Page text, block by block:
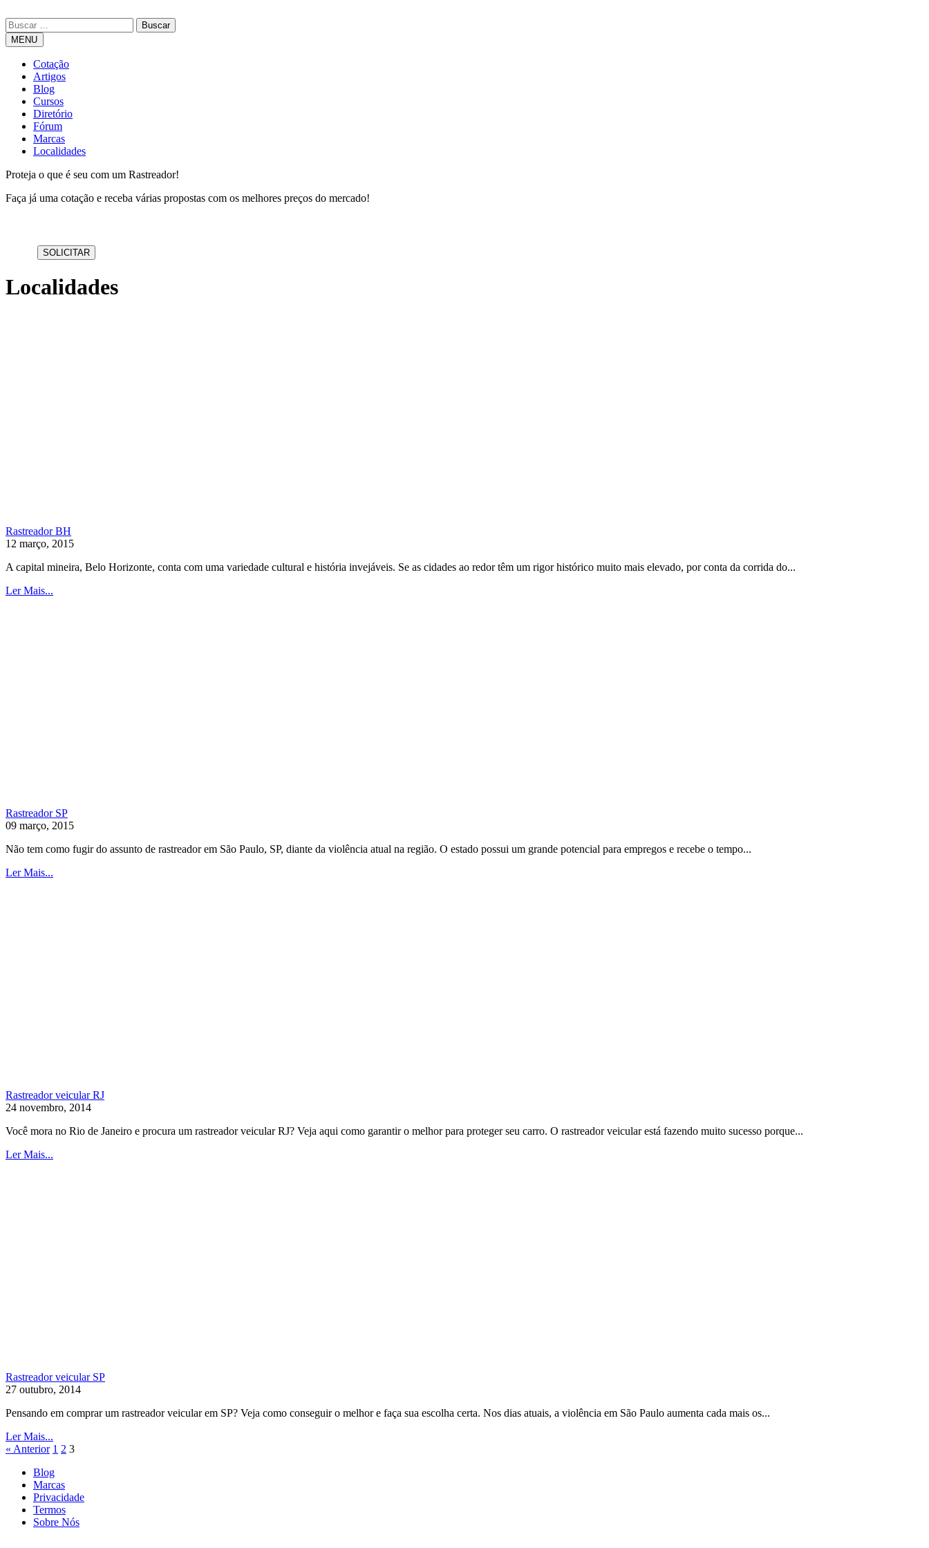
MENU
Cotação
Artigos
Blog
Cursos
Diretório
Fórum
Marcas
Localidades
Proteja o que é seu com um Rastreador!
Faça já uma cotação e receba várias propostas com os melhores preços do mercado!
Localidades
Rastreador BH
12 março, 2015
A capital mineira, Belo Horizonte, conta com uma variedade cultural e história invejáveis. Se as cidades ao redor têm um rigor histórico muito mais elevado, por conta da corrida do...
Ler Mais...
Rastreador SP
09 março, 2015
Não tem como fugir do assunto de rastreador em São Paulo, SP, diante da violência atual na região. O estado possui um grande potencial para empregos e recebe o tempo...
Ler Mais...
Rastreador veicular RJ
24 novembro, 2014
Você mora no Rio de Janeiro e procura um rastreador veicular RJ? Veja aqui como garantir o melhor para proteger seu carro. O rastreador veicular está fazendo muito sucesso porque...
Ler Mais...
Rastreador veicular SP
27 outubro, 2014
Pensando em comprar um rastreador veicular em SP? Veja como conseguir o melhor e faça sua escolha certa. Nos dias atuais, a violência em São Paulo aumenta cada mais os...
Ler Mais...
« Anterior 1 2 3
Blog
Marcas
Privacidade
Termos
Sobre Nós